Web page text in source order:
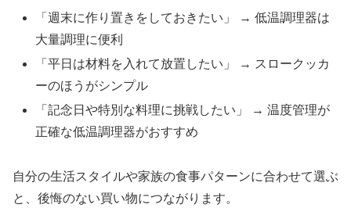
「週末に作り置きをしておきたい」 → 低温調理器は
大量調理に便利
「平日は材料を入れて放置したい」 → スロークッカ
ーのほうがシンプル
「記念日や特別な料理に挑戦したい」 → 温度管理が
正確な低温調理器がおすすめ
自分の生活スタイルや家族の食事パターンに合わせて選ぶ
と、後悔のない買い物につながります。